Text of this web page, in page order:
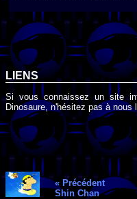
LIENS
Si vous connaissez un site
Dinosaure, n'hésitez pas à nous
« Précédent
Shin Chan